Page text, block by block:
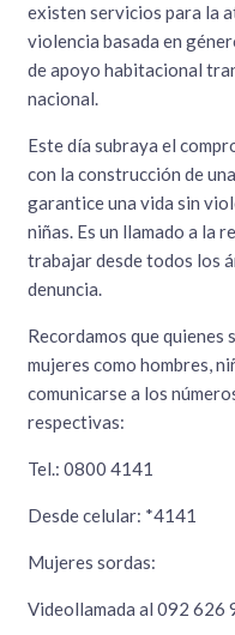
existen servicios para la
violencia basada en
de apoyo habitacional
nacional.
Este día subraya el
con la construcción de
garantice una vida sin
niñas. Es un llamado a la
trabajar desde todos los
denuncia.
Recordamos que
mujeres como hombres,
comunicarse a los
respectivas:
Tel.: 0800 4141
Desde celular: *4141
Mujeres sordas:
Videollamada al 092 626